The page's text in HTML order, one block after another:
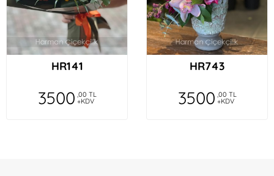
HR141
3500 ,00 TL
+KDV
HR743
3500 ,00 TL
+KDV